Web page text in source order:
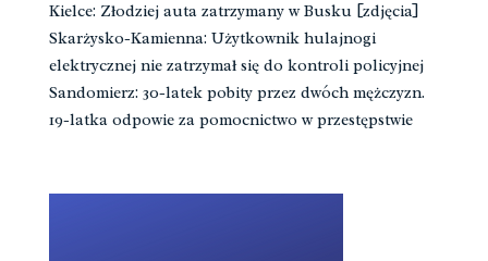
Kielce: Złodziej auta zatrzymany w Busku [zdjęcia]
Skarżysko-Kamienna: Użytkownik hulajnogi
elektrycznej nie zatrzymał się do kontroli policyjnej
Sandomierz: 30-latek pobity przez dwóch mężczyzn.
19-latka odpowie za pomocnictwo w przestępstwie